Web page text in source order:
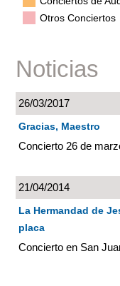
Otros Conciertos
Noticias
26/03/2017
Gracias, Maestro
Concierto 26 de
21/04/2014
La Hermandad de
placa
Concierto en San